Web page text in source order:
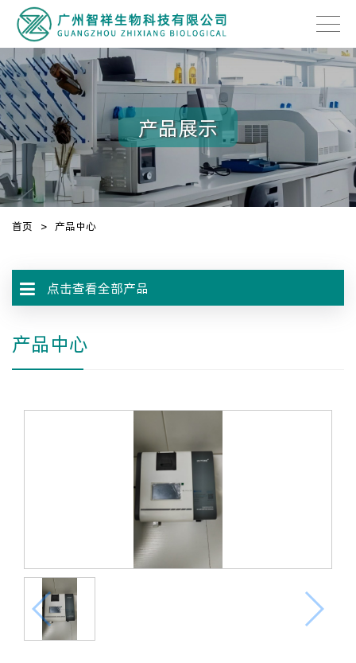
产品展示
首页 > 产品中心
点击查看全部产品
产品中心